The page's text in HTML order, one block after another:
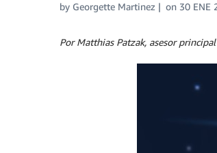
by Georgette Martinez on 30 ENE
Por Matthias Patzak, asesor